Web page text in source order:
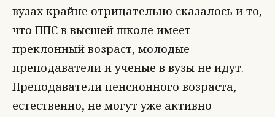
вузах крайне отрицательно сказалось и то,
что ППС в высшей школе имеет
преклонный возраст, молодые
преподаватели и ученые в вузы не идут.
Преподаватели пенсионного возраста,
естественно, не могут уже активно